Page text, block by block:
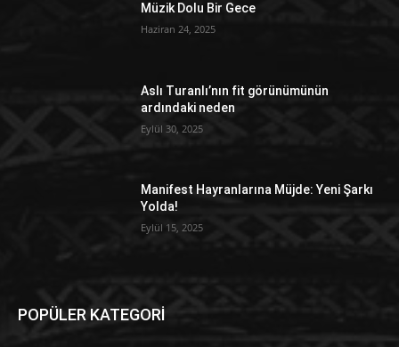
Müzik Dolu Bir Gece
Haziran 24, 2025
Aslı Turanlı’nın fit görünümünün
ardındaki neden
Eylül 30, 2025
Manifest Hayranlarına Müjde: Yeni Şarkı
Yolda!
Eylül 15, 2025
POPÜLER KATEGORİ